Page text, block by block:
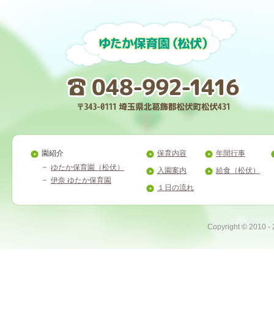
園紹介
ゆたか保育園（松伏）
伊奈 ゆたか保育園
保育内容
入園案内
１日の流れ
年間行事
給食（松伏）
Copyright © 2010 -